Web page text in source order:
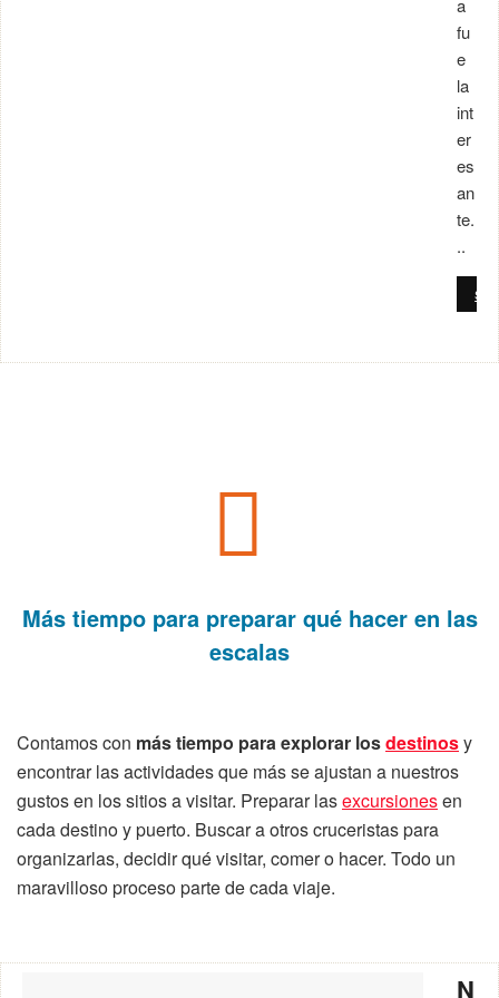
a
fu
e
la
int
er
es
an
te.
..
Más tiempo para preparar qué hacer en las
escalas
Contamos con más tiempo para explorar losdestinosy
encontrar las actividades que más se ajustan a nuestros
gustos en los sitios a visitar. Preparar lasexcursionesen
cada destino y puerto. Buscar a otros cruceristas para
organizarlas, decidir qué visitar, comer o hacer. Todo un
maravilloso proceso parte de cada viaje.
N